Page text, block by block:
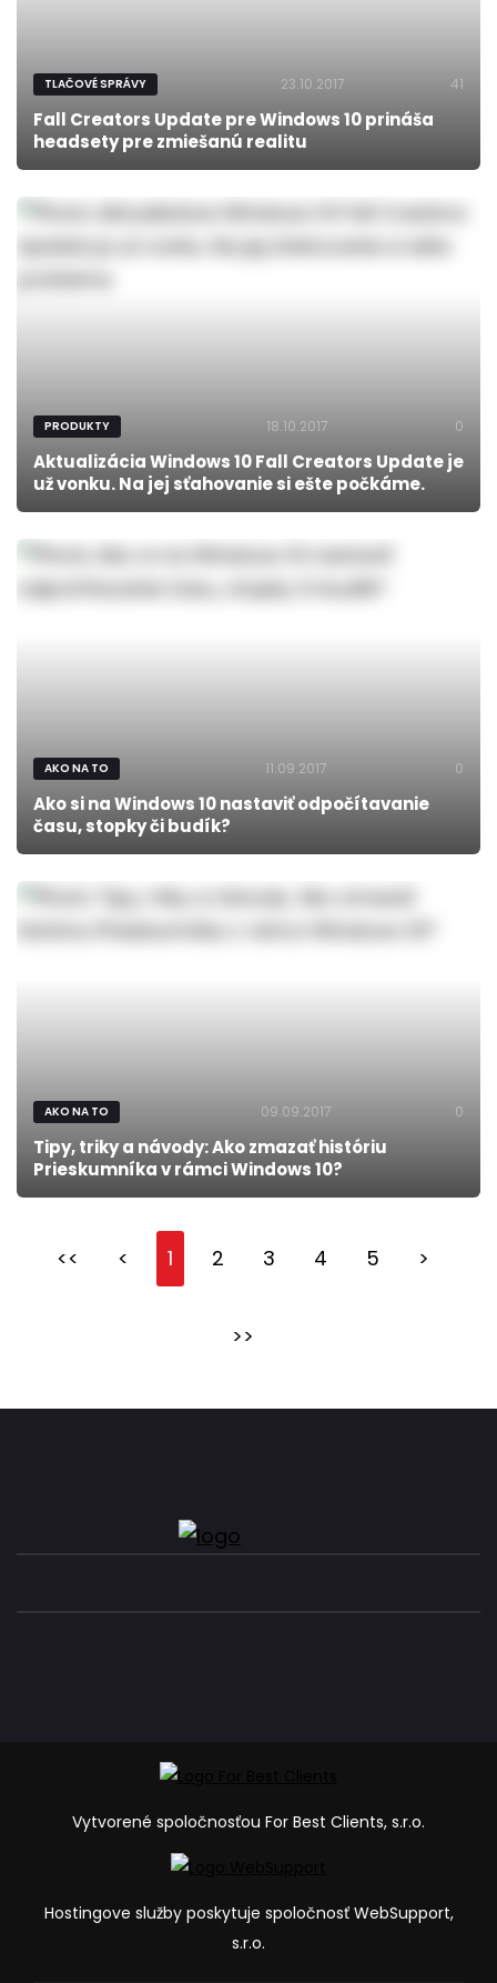
TLAČOVÉ SPRÁVY 23.10.2017 41
Fall Creators Update pre Windows 10 prináša
headsety pre zmiešanú realitu
PRODUKTY 18.10.2017 0
Aktualizácia Windows 10 Fall Creators Update je
už vonku. Na jej sťahovanie si ešte počkáme.
AKO NA TO 11.09.2017 0
Ako si na Windows 10 nastaviť odpočítavanie
času, stopky či budík?
AKO NA TO 09.09.2017 0
Tipy, triky a návody: Ako zmazať históriu
Prieskumníka v rámci Windows 10?
<< < 1 2 3 4 5 >
>>
Vytvorené spoločnosťou For Best Clients, s.r.o.
Hostingove služby poskytuje spoločnosť WebSupport,
s.r.o.